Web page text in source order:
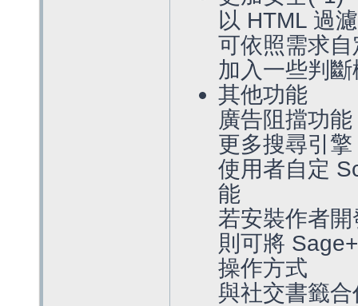
以 HTML 過
可依照需求
加入一些判
其他功能
廣告阻擋功能
更多搜尋引
使用者自定
能
若安裝作者
則可將
操作方式
與社交書籤